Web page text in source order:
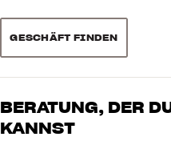
Anschlüsse : RCA
Silber)
Kabellänge : 2/3/5/8/12/16/20
Typ : Subwooferkabel
GESCHÄFT FINDEN
BERATUNG, DER
KANNST